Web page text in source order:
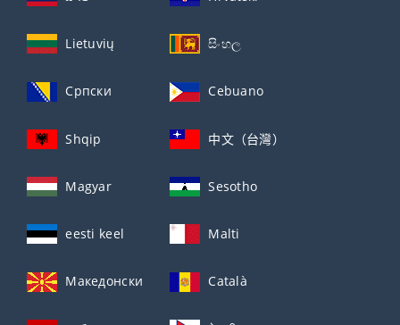
Lietuvių සිංහල
Српски Cebuano
Shqip 中文（台灣）
Magyar Sesotho
eesti keel Malti
Македонски Català